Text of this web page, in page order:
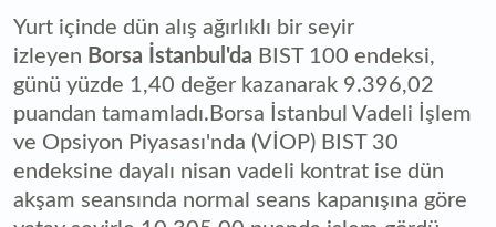
Yurt içinde dün alış ağırlıklı bir seyir
izleyen Borsa İstanbul'da BIST 100 endeksi,
günü yüzde 1,40 değer kazanarak 9.396,02
puandan tamamladı.Borsa İstanbul Vadeli İşlem
ve Opsiyon Piyasası'nda (VİOP) BIST 30
endeksine dayalı nisan vadeli kontrat ise dün
akşam seansında normal seans kapanışına göre